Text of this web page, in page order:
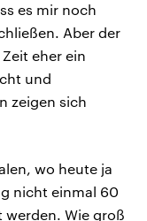
es mir noch
Aber der
eher ein
und
zeigen sich
wo heute ja
nicht einmal 60
werden. Wie groß